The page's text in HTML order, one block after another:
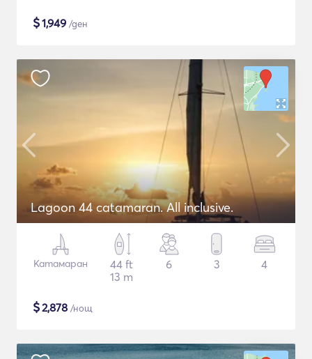
$1,949 /ден
Lagoon 44 catamaran. All inclusive.
Катамаран
44 ft
13 m
6 3 4
$2,878 /нощ